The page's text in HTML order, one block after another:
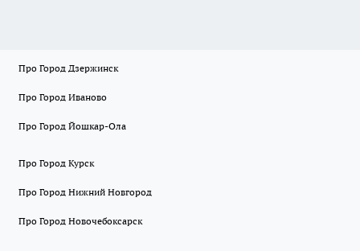
Про Город Дзержинск
Про Город Иваново
Про Город Йошкар-Ола
Про Город Курск
Про Город Нижний Новгород
Про Город Новочебоксарск